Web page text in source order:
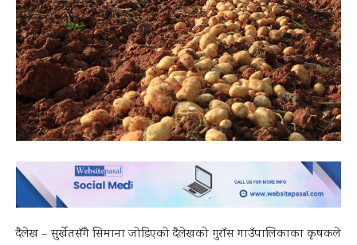
दैलेख – सुर्खेतसँगै सिमाना जोडिएको दैलेखको गुराँस गाउँपालिकाका कृषकले